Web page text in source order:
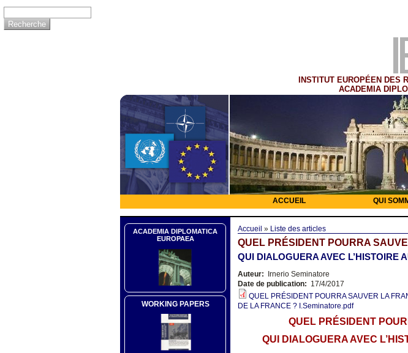
INSTITUT EUROPÉEN DES
ACADEMIA
ACCUEIL QUI
ACADEMIA DIPLOMATICA
EUROPAEA
WORKING PAPERS
Accueil » Liste des articles
QUEL PRÉSIDENT POURRA
QUI DIALOGUERA AVEC L’HISTOIRE
Auteur: Irnerio Seminatore
Date de publication: 17/4/2017
QUEL PRÉSIDENT POURRA SAUVER LA
DE LA FRANCE ? I.Seminatore.pdf
QUEL PRÉSIDENT
QUI DIALOGUERA AVEC